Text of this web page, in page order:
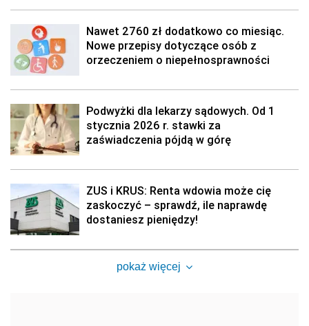
Nawet 2760 zł dodatkowo co miesiąc.
Nowe przepisy dotyczące osób z
orzeczeniem o niepełnosprawności
Podwyżki dla lekarzy sądowych. Od 1
stycznia 2026 r. stawki za
zaświadczenia pójdą w górę
ZUS i KRUS: Renta wdowia może cię
zaskoczyć – sprawdź, ile naprawdę
dostaniesz pieniędzy!
pokaż więcej